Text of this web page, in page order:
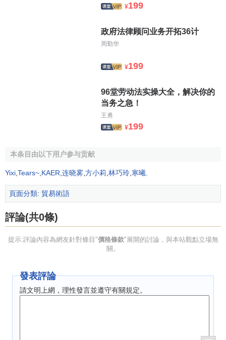
¥199
政府法律顾问业务开拓36计
周勤华
¥199
96堂劳动法实操大全，解决你的
当务之急！
王勇
¥199
本条目由以下用户参与贡献
Yixi Tears~ KAER 连晓雾 方小莉 林巧玲 寒曦
頁面分類: 貿易術語
評論(共0條)
提示:評論內容為網友針對條目"價格條款"展開的討論，與本站觀點立場無
關。
發表評論
請文明上網，理性發言並遵守有關規定。